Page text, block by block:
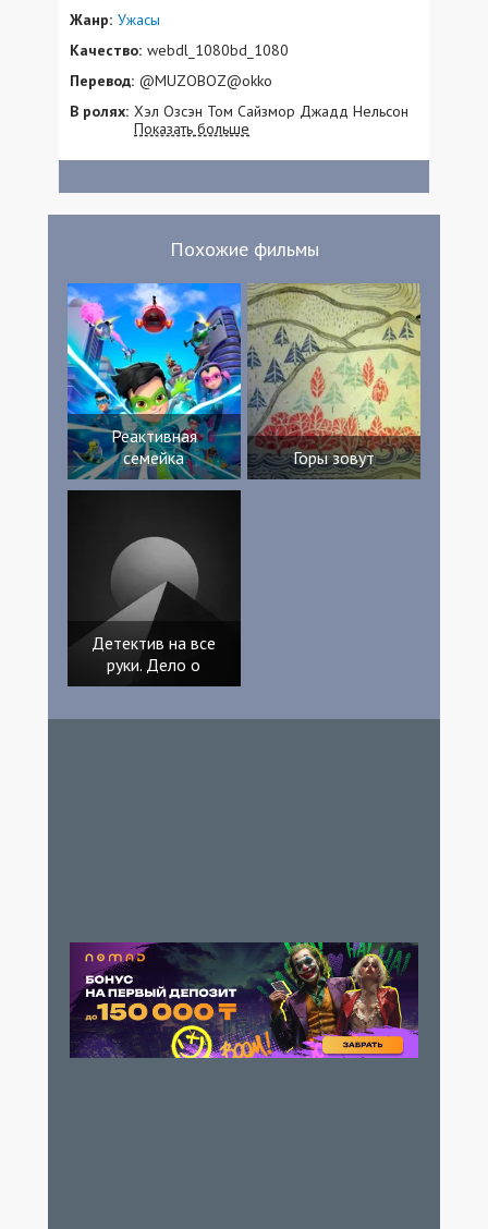
Жанр: Ужасы
Качество: webdl_1080bd_1080
Перевод: @MUZOBOZ@okko
В ролях: Хэл Озсэн Том Сайзмор Джадд Нельсон
Мастер Пи Дэнис Бутте Лил Ромео
Браун Филип Херш Дэвид Хилл Гари
Показать больше
Похожие фильмы
Реактивная
семейка
Горы зовут
Детектив на все
руки. Дело о